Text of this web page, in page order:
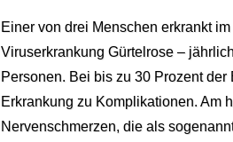
Einer von drei Menschen erkrankt
Viruserkrankung Gürtelrose –
Personen. Bei bis zu 30 Prozent
Erkrankung zu Komplikationen. Am
Nervenschmerzen, die als